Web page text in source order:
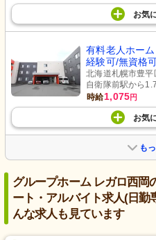
お気
有料老人ホー
経験可/無資格
北海道札幌市豊平
自衛隊前駅から
時給1,075円
お気
も
グループホーム レガロ西岡
ート・アルバイト求人(日勤
んな求人も見ています